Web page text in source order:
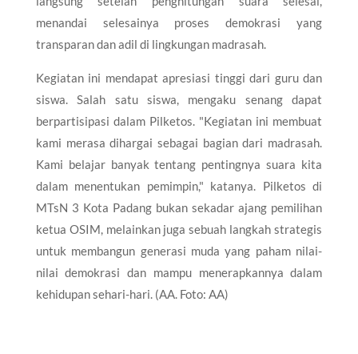
menandai selesainya proses demokrasi yang
transparan dan adil di lingkungan madrasah.
Kegiatan ini mendapat apresiasi tinggi dari guru dan
siswa. Salah satu siswa, mengaku senang dapat
berpartisipasi dalam Pilketos. "Kegiatan ini membuat
kami merasa dihargai sebagai bagian dari madrasah.
Kami belajar banyak tentang pentingnya suara kita
dalam menentukan pemimpin," katanya. Pilketos di
MTsN 3 Kota Padang bukan sekadar ajang pemilihan
ketua OSIM, melainkan juga sebuah langkah strategis
untuk membangun generasi muda yang paham nilai-
nilai demokrasi dan mampu menerapkannya dalam
kehidupan sehari-hari. (AA. Foto: AA)